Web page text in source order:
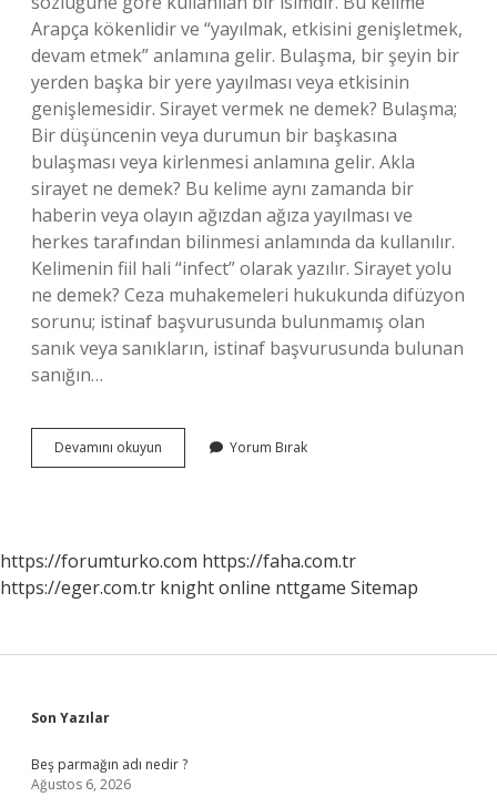
Arapça kökenlidir ve “yayılmak, etkisini genişletmek,
devam etmek” anlamına gelir. Bulaşma, bir şeyin bir
yerden başka bir yere yayılması veya etkisinin
genişlemesidir. Sirayet vermek ne demek? Bulaşma;
Bir düşüncenin veya durumun bir başkasına
bulaşması veya kirlenmesi anlamına gelir. Akla
sirayet ne demek? Bu kelime aynı zamanda bir
haberin veya olayın ağızdan ağıza yayılması ve
herkes tarafından bilinmesi anlamında da kullanılır.
Kelimenin fiil hali “infect” olarak yazılır. Sirayet yolu
ne demek? Ceza muhakemeleri hukukunda difüzyon
sorunu; istinaf başvurusunda bulunmamış olan
sanık veya sanıkların, istinaf başvurusunda bulunan
sanığın…
Devamını okuyun
Ne
Yorum Bırak
https://forumturko.com https://faha.com.tr
https://eger.com.tr knight online nttgame Sitemap
Sidebar
Son Yazılar
Beş parmağın adı nedir ?
Ağustos 6, 2026